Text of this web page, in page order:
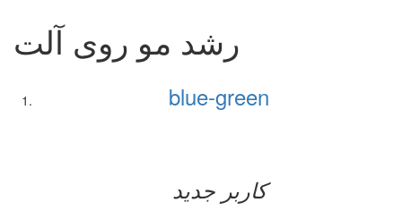
رشد مو روی آلت
blue-green
کاربر جدید